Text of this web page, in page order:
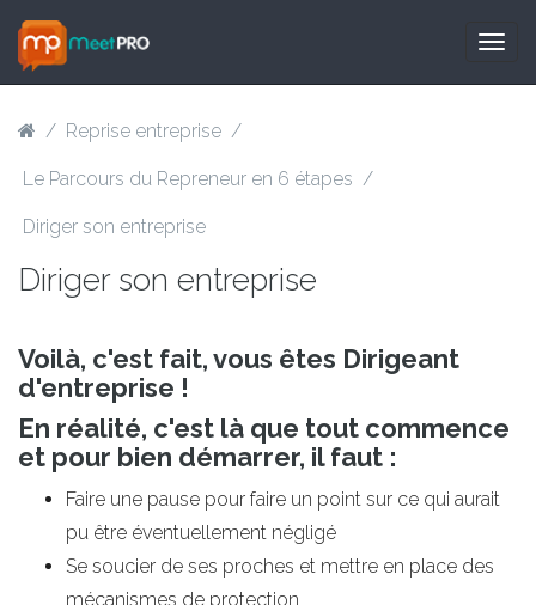
/ Reprise entreprise /
Le Parcours du Repreneur en 6 étapes /
Diriger son entreprise
Diriger son entreprise
Voilà, c'est fait, vous êtes Dirigeant
d'entreprise !
En réalité, c'est là que tout commence
et pour bien démarrer, il faut :
Faire une pause pour faire un point sur ce qui aurait
pu être éventuellement négligé
Se soucier de ses proches et mettre en place des
mécanismes de protection